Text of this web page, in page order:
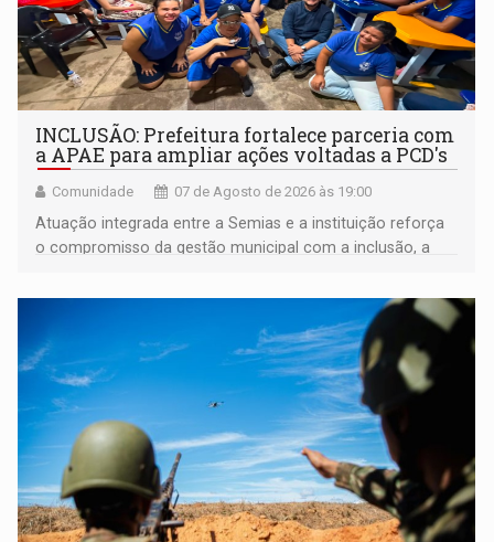
INCLUSÃO: Prefeitura fortalece parceria com
a APAE para ampliar ações voltadas a PCD's
Comunidade 07 de Agosto de 2026 às 19:00
Atuação integrada entre a Semias e a instituição reforça
o compromisso da gestão municipal com a inclusão, a